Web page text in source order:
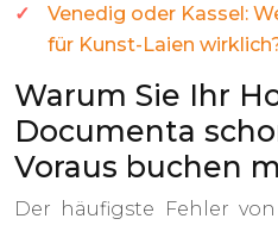
Venedig oder Kassel:
für Kunst-Laien
Warum Sie Ihr
Documenta
Voraus buchen
Der häufigste Fehler